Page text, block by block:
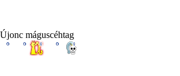
Újonc máguscéhtag